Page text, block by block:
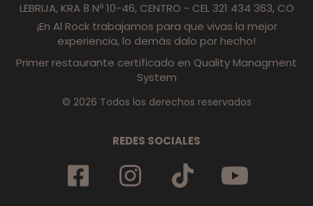
LEBRIJA, KRA 8 Nº 10-46, CENTRO - CEL 321 434 363, CO
¡En Al Rock trabajamos para que vivas la mejor
experiencia, lo demás dalo por hecho!
Primer restaurante certificado en Quality Managment
System
© 2026 Todos los derechos reservados
REDES SOCIALES